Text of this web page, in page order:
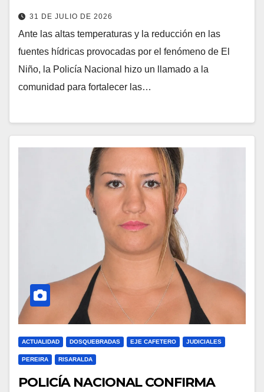
31 DE JULIO DE 2026
Ante las altas temperaturas y la reducción en las
fuentes hídricas provocadas por el fenómeno de El
Niño, la Policía Nacional hizo un llamado a la
comunidad para fortalecer las…
ACTUALIDAD DOSQUEBRADAS EJE CAFETERO JUDICIALES
PEREIRA RISARALDA
POLICÍA NACIONAL CONFIRMA